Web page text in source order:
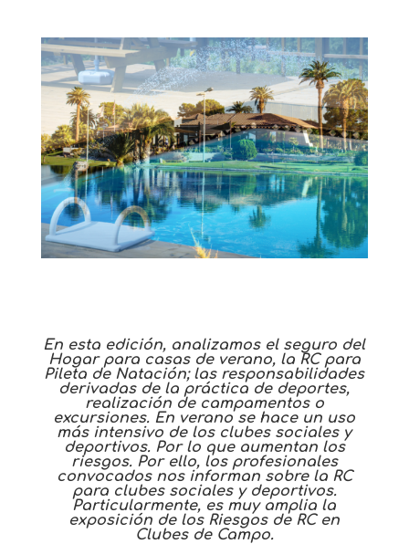
En esta edición, analizamos el seguro del
Hogar para casas de verano, la RC para
Pileta de Natación; las responsabilidades
derivadas de la práctica de deportes,
realización de campamentos o
excursiones. En verano se hace un uso
más intensivo de los clubes sociales y
deportivos. Por lo que aumentan los
riesgos. Por ello, los profesionales
convocados nos informan sobre la RC
para clubes sociales y deportivos.
Particularmente, es muy amplia la
exposición de los Riesgos de RC en
Clubes de Campo.